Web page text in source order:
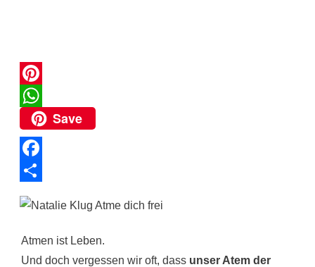
P
n
e
r
s
h
t
s
p
Save
F
e
b
l
Atmen ist Leben.
Und doch vergessen wir oft, dass unser Atem der